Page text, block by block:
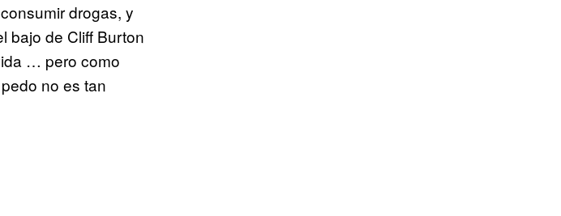
drogas, y
bajo de Cliff Burton
… pero como
no es tan